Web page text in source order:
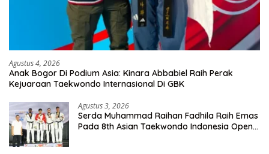
Agustus 4, 2026
Anak Bogor Di Podium Asia: Kinara Abbabiel Raih Perak
Kejuaraan Taekwondo Internasional Di GBK
Agustus 3, 2026
Serda Muhammad Raihan Fadhila Raih Emas
Pada 8th Asian Taekwondo Indonesia Open